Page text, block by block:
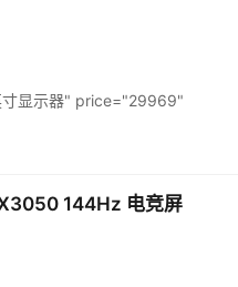
寸显示器" price="29969"
144Hz 电竞屏